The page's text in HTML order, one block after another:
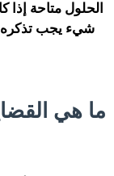
الحلول متاحة إذا
شيء يجب تذكره
ما هي